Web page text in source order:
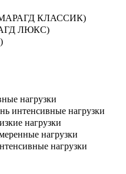
КЛАССИК)
ЛЮКС)
нагрузки
интенсивные нагрузки
нагрузки
нагрузки
нагрузки